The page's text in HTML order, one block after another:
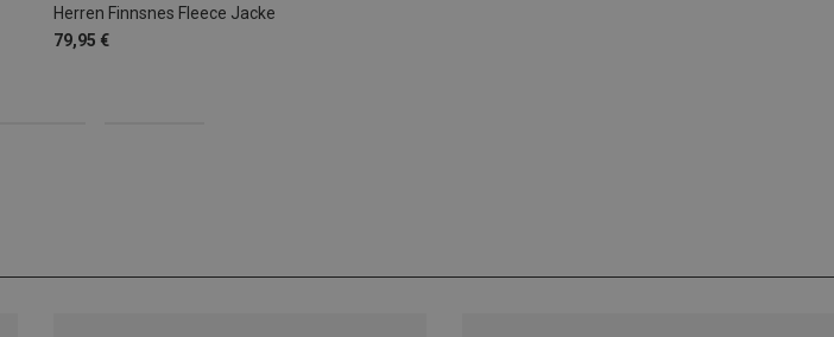
Herren Finnsnes Fleece Jacke
79,95 €